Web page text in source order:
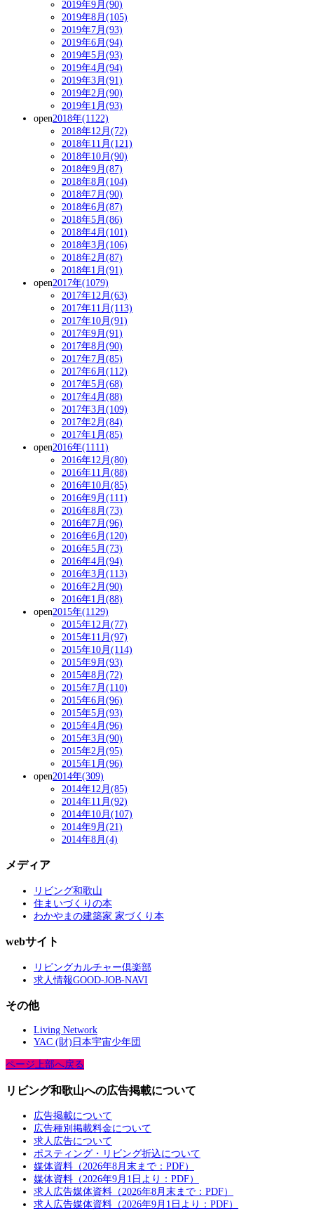
2019年9月(90)
2019年8月(105)
2019年7月(93)
2019年6月(94)
2019年5月(93)
2019年4月(94)
2019年3月(91)
2019年2月(90)
2019年1月(93)
open2018年(1122)
2018年12月(72)
2018年11月(121)
2018年10月(90)
2018年9月(87)
2018年8月(104)
2018年7月(90)
2018年6月(87)
2018年5月(86)
2018年4月(101)
2018年3月(106)
2018年2月(87)
2018年1月(91)
open2017年(1079)
2017年12月(63)
2017年11月(113)
2017年10月(91)
2017年9月(91)
2017年8月(90)
2017年7月(85)
2017年6月(112)
2017年5月(68)
2017年4月(88)
2017年3月(109)
2017年2月(84)
2017年1月(85)
open2016年(1111)
2016年12月(80)
2016年11月(88)
2016年10月(85)
2016年9月(111)
2016年8月(73)
2016年7月(96)
2016年6月(120)
2016年5月(73)
2016年4月(94)
2016年3月(113)
2016年2月(90)
2016年1月(88)
open2015年(1129)
2015年12月(77)
2015年11月(97)
2015年10月(114)
2015年9月(93)
2015年8月(72)
2015年7月(110)
2015年6月(96)
2015年5月(93)
2015年4月(96)
2015年3月(90)
2015年2月(95)
2015年1月(96)
open2014年(309)
2014年12月(85)
2014年11月(92)
2014年10月(107)
2014年9月(21)
2014年8月(4)
メディア
リビング和歌山
住まいづくりの本
わかやまの建築家 家づくり本
webサイト
リビングカルチャー倶楽部
求人情報GOOD-JOB-NAVI
その他
Living Network
YAC (財)日本宇宙少年団
ページ上部へ戻る
リビング和歌山への広告掲載について
広告掲載について
広告種別掲載料金について
求人広告について
ポスティング・リビング折込について
媒体資料（2026年8月末まで：PDF）
媒体資料（2026年9月1日より：PDF）
求人広告媒体資料（2026年8月末まで：PDF）
求人広告媒体資料（2026年9月1日より：PDF）